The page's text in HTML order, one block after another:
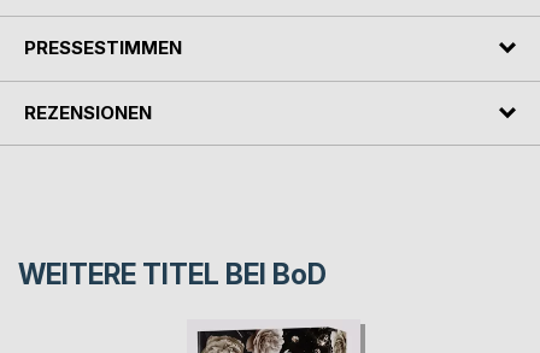
PRESSESTIMMEN
REZENSIONEN
WEITERE TITEL BEI BoD